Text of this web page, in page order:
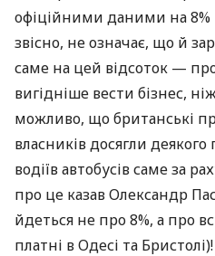
офіційними даними на 8%
звісно, не означає, що й
саме на цей відсоток —
вигідніше вести бізнес,
можливо, що британські
власників досягли
водіїв автобусів саме за
про це казав Олександр
йдеться не про 8%, а про
платні в Одесі та